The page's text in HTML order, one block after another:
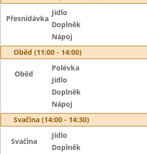
Přesnídávka
Jídlo
Doplněk
Nápoj
Oběd (11:00 - 14:00)
Oběd
Polévka
Jídlo
Doplněk
Nápoj
Svačina (14:00 - 14:30)
Svačina
Jídlo
Doplněk